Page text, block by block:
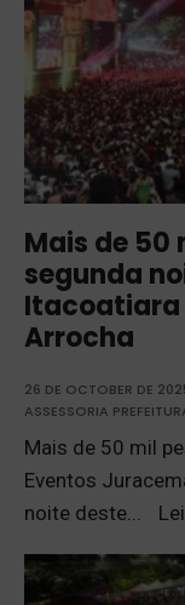
Mais de 50
segunda
Itacoatiara
Arrocha
26 DE OCTOBER DE
ASSESSORIA
Mais de 50 mil
Eventos
noite deste...